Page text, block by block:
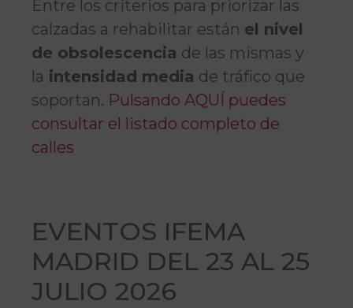
Entre los criterios para priorizar las
calzadas a rehabilitar están el nivel
de obsolescencia de las mismas y
la intensidad media de tráfico que
soportan. Pulsando AQUÍ puedes
consultar el listado completo de
calles
EVENTOS IFEMA
MADRID DEL 23 AL 25
JULIO 2026